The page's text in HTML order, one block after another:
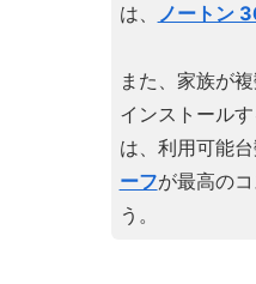
は、
ノートン
また、家族が
インストール
は、利用可能
ーフが最高の
う。